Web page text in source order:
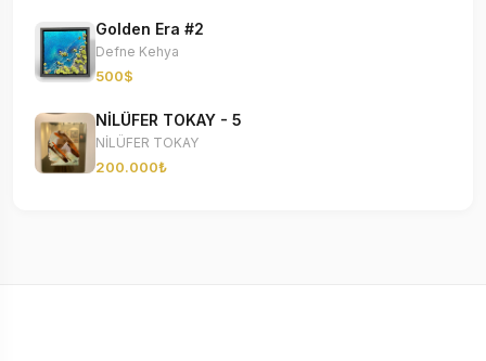
Golden Era #2
Defne Kehya
500$
NİLÜFER TOKAY - 5
NİLÜFER TOKAY
200.000₺